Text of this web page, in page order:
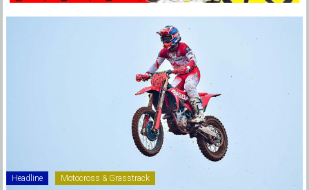
Headline Motocross & Grasstrack